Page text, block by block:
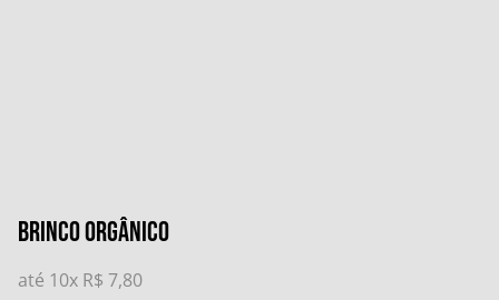
Brinco Orgânico
até 10x R$ 7,80